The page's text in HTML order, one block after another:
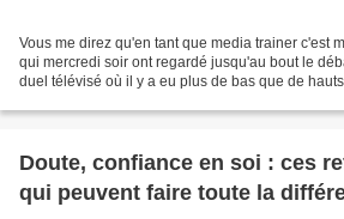
Vous me direz qu'en tant que media trainer c'est
qui mercredi soir ont regardé jusqu'au bout le
duel télévisé où il y a eu plus de bas que de
Doute, confiance en soi : ces
qui peuvent faire toute la